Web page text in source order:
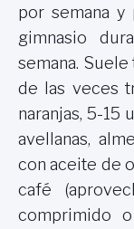
por semana y
gimnasio
semana.
de las veces
naranjas, 5-15
avellanas,
con aceite de
café
comprimido